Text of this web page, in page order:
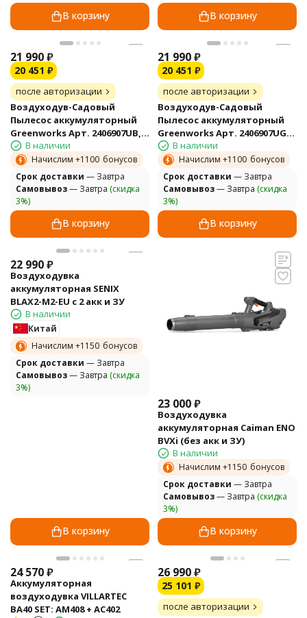
В корзину В корзину
21 990₽
20 451 ₽
после авторизации
Воздуходув-Садовый
Пылесос аккумуляторный
Greenworks Арт. 2406907UB,
40V, бесщеточный, c 1хАКБ
4Ач и ЗУ
В наличии
Начислим +1100 бонусов
Cрок доставки — Завтра
Самовывоз— Завтра (скидка
3%)
В корзину
21 990₽
20 451 ₽
после авторизации
Воздуходув-Садовый
Пылесос аккумуляторный
Greenworks Арт. 2406907UG,
40V, бесщеточный, c 1хАКБ
5Ач и ЗУ
В наличии
Начислим +1100 бонусов
Cрок доставки — Завтра
Самовывоз— Завтра (скидка
3%)
В корзину
22 990₽
Воздуходувка
аккумуляторная SENIX
BLAX2-M2-EU с 2 акк и ЗУ
В наличии
Китай
Начислим +1150 бонусов
Cрок доставки — Завтра
Самовывоз— Завтра (скидка
3%)
В корзину
23 000₽
Воздуходувка
аккумуляторная Caiman ENO
BVXi (без акк и ЗУ)
В наличии
Начислим +1150 бонусов
Cрок доставки — Завтра
Самовывоз— Завтра (скидка
3%)
В корзину
24 570₽
Аккумуляторная
воздуходувка VILLARTEC
BA40 SET: AM408 + AC402
26 990₽
25 101 ₽
после авторизации